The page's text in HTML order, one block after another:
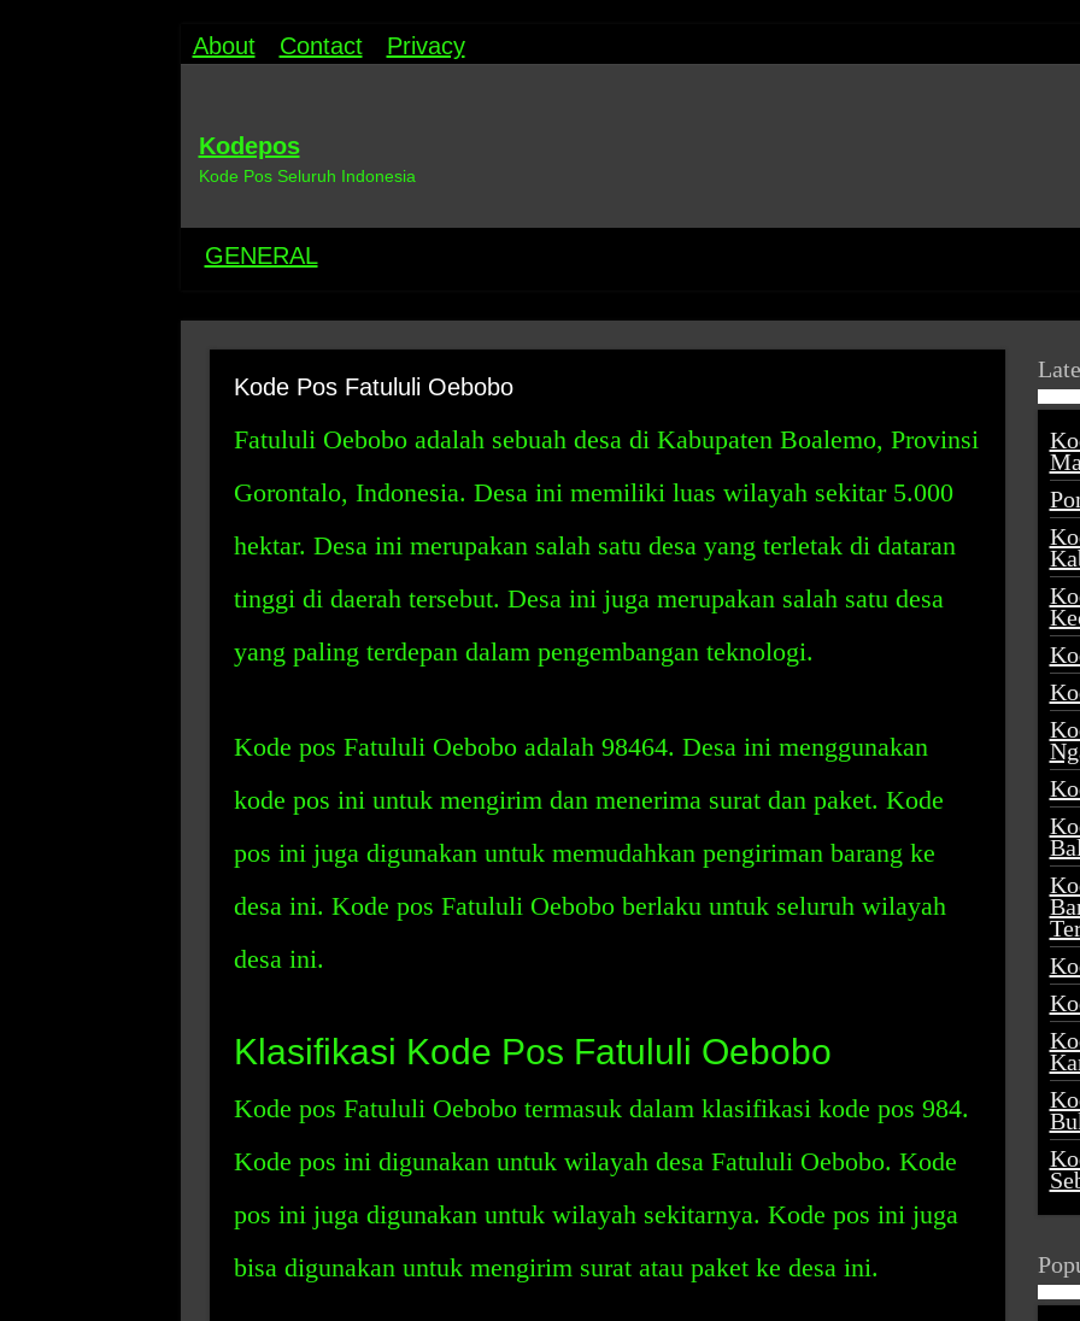
About Contact Privacy
Kodepos
Kode Pos Seluruh Indonesia
GENERAL
Kode Pos Fatululi Oebobo
Fatululi Oebobo adalah sebuah desa di Kabupaten Boalemo, Provinsi
Gorontalo, Indonesia. Desa ini memiliki luas wilayah sekitar 5.000
hektar. Desa ini merupakan salah satu desa yang terletak di dataran
tinggi di daerah tersebut. Desa ini juga merupakan salah satu desa
yang paling terdepan dalam pengembangan teknologi.
Kode pos Fatululi Oebobo adalah 98464. Desa ini menggunakan
kode pos ini untuk mengirim dan menerima surat dan paket. Kode
pos ini juga digunakan untuk memudahkan pengiriman barang ke
desa ini. Kode pos Fatululi Oebobo berlaku untuk seluruh wilayah
desa ini.
Klasifikasi Kode Pos Fatululi Oebobo
Kode pos Fatululi Oebobo termasuk dalam klasifikasi kode pos 984.
Kode pos ini digunakan untuk wilayah desa Fatululi Oebobo. Kode
pos ini juga digunakan untuk wilayah sekitarnya. Kode pos ini juga
bisa digunakan untuk mengirim surat atau paket ke desa ini.